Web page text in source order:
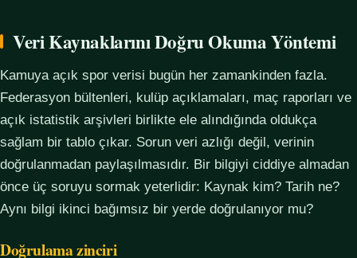
Veri Kaynaklarını Doğru Okuma Yöntemi
Kamuya açık spor verisi bugün her zamankinden fazla.
Federasyon bültenleri, kulüp açıklamaları, maç raporları ve
açık istatistik arşivleri birlikte ele alındığında oldukça
sağlam bir tablo çıkar. Sorun veri azlığı değil, verinin
doğrulanmadan paylaşılmasıdır. Bir bilgiyi ciddiye almadan
önce üç soruyu sormak yeterlidir: Kaynak kim? Tarih ne?
Aynı bilgi ikinci bağımsız bir yerde doğrulanıyor mu?
Doğrulama zinciri